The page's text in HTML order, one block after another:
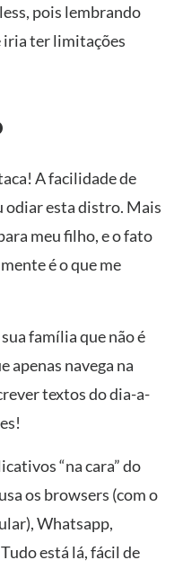
pois lembrando
iria ter limitações
A facilidade de
odiar esta distro. Mais
meu filho, e o fato
é o que me
família que não é
apenas navega na
textos do dia-a-
“na cara” do
os browsers (com o
Whatsapp,
está lá, fácil de